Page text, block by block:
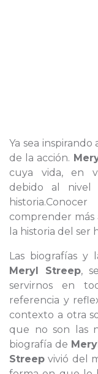
Ya sea
de la acción.
cuya vida, en
debido al
comprender
la historia del ser
Las biografías y
Meryl Streep,
servirnos en
referencia y
contexto a otra
que no son las
biografía de
Streep vivió del